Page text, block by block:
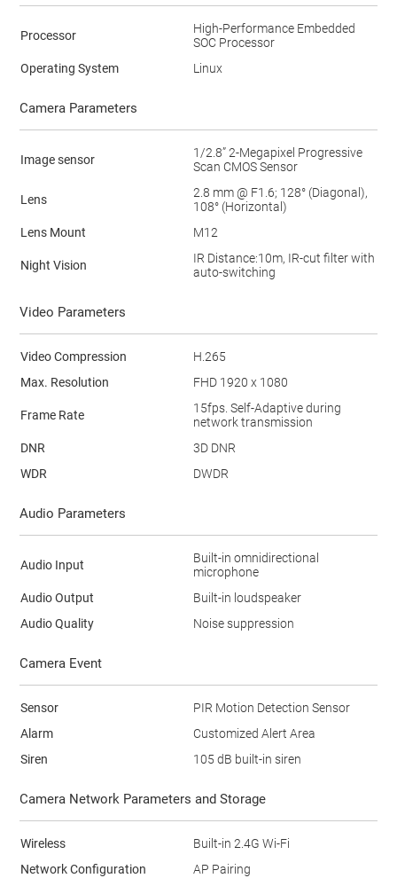
Processor
High-Performance Embedded
SOC Processor
Operating System
Linux
Camera Parameters
Image sensor
1/2.8” 2-Megapixel Progressive
Scan CMOS Sensor
Lens
2.8 mm @ F1.6; 128° (Diagonal),
108° (Horizontal)
Lens Mount
M12
Night Vision
IR Distance:10m, IR-cut filter with
auto-switching
Video Parameters
Video Compression
H.265
Max. Resolution
FHD 1920 x 1080
Frame Rate
15fps. Self-Adaptive during
network transmission
DNR
3D DNR
WDR
DWDR
Audio Parameters
Audio Input
Built-in omnidirectional
microphone
Audio Output
Built-in loudspeaker
Audio Quality
Noise suppression
Camera Event
Sensor
PIR Motion Detection Sensor
Alarm
Customized Alert Area
Siren
105 dB built-in siren
Camera Network Parameters and Storage
Wireless
Built-in 2.4G Wi-Fi
Network Configuration
AP Pairing